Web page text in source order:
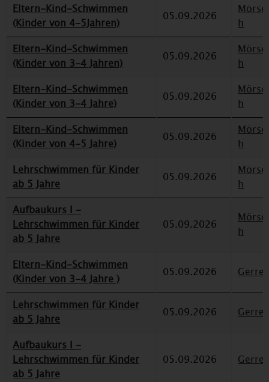
Eltern-Kind-Schwimmen
(Kinder von 4-5Jahren)
05.09.2026
h
Eltern-Kind-Schwimmen
(Kinder von 3-4 Jahren)
05.09.2026
h
Eltern-Kind-Schwimmen
(Kinder von 3-4 Jahre)
05.09.2026
h
Eltern-Kind-Schwimmen
(Kinder von 4-5 Jahre)
05.09.2026
h
Lehrschwimmen für Kinder
ab 5 Jahre
05.09.2026
h
Aufbaukurs I -
Lehrschwimmen für Kinder
ab 5 Jahre
05.09.2026
h
Eltern-Kind-Schwimmen
(Kinder von 3-4 Jahre )
05.09.2026
Lehrschwimmen für Kinder
ab 5 Jahre
05.09.2026
Aufbaukurs I -
Lehrschwimmen für Kinder
ab 5 Jahre
05.09.2026